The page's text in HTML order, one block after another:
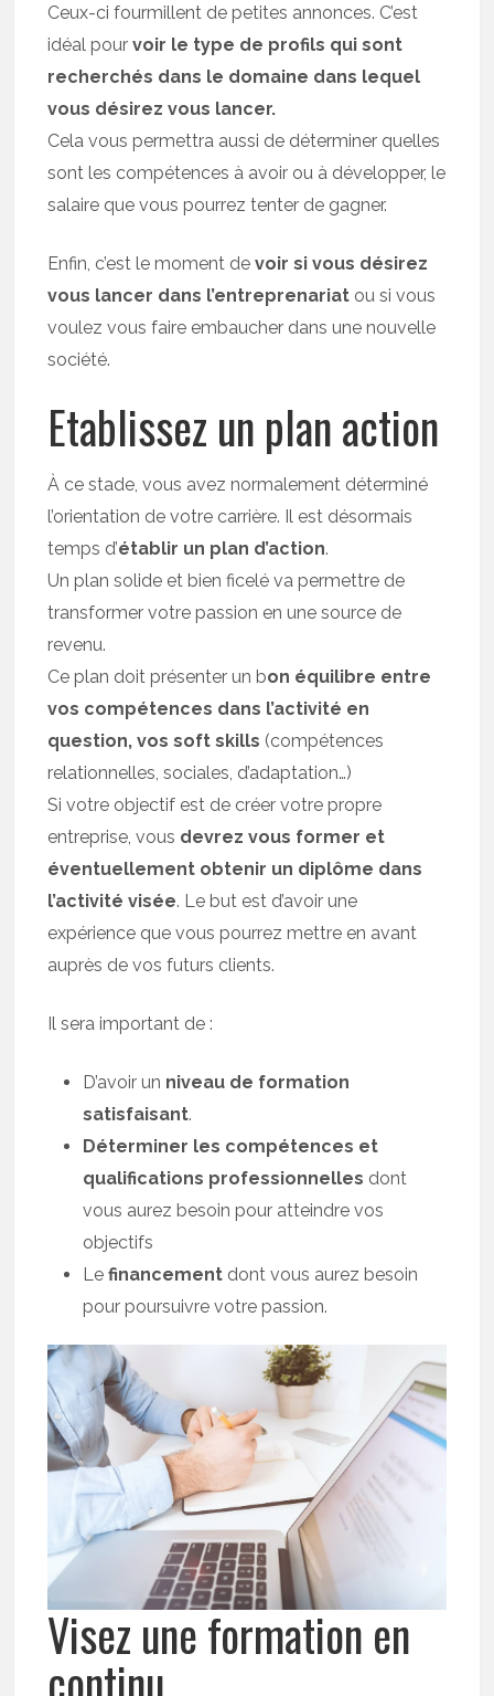
Ceux-ci fourmillent de petites annonces. C’est
idéal pour voir le type de profils qui sont
recherchés dans le domaine dans lequel
vous désirez vous lancer.
Cela vous permettra aussi de déterminer quelles
sont les compétences à avoir ou à développer, le
salaire que vous pourrez tenter de gagner.
Enfin, c’est le moment devoir si vous désirez
vous lancer dans l’entreprenariat ou si vous
voulez vous faire embaucher dans une nouvelle
société.
Etablissez un plan action
À ce stade, vous avez normalement déterminé
l’orientation de votre carrière. Il est désormais
temps d’établir un plan d’action.
Un plan solide et bien ficelé va permettre de
transformer votre passion en une source de
revenu.
Ce plan doit présenter un bon équilibre entre
vos compétences dans l’activité en
question, vos soft skills (compétences
relationnelles, sociales, d’adaptation…)
Si votre objectif est de créer votre propre
entreprise, vous devrez vous former et
éventuellement obtenir un diplôme dans
l’activité visée. Le but est d’avoir une
expérience que vous pourrez mettre en avant
auprès de vos futurs clients.
Il sera important de :
D’avoir un niveau de formation
satisfaisant.
Déterminer les compétences et
qualifications professionnelles dont
vous aurez besoin pour atteindre vos
objectifs
Le financement dont vous aurez besoin
pour poursuivre votre passion.
Visez une formation en